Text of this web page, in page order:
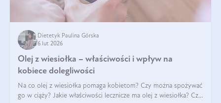
Dietetyk Paulina Górska
6 lut 2026
Olej z wiesiołka – właściwości i wpływ na
kobiece dolegliwości
Na co olej z wiesiołka pomaga kobietom? Czy można spożywać
go w ciąży? Jakie właściwości lecznicze ma olej z wiesiołka? Czy